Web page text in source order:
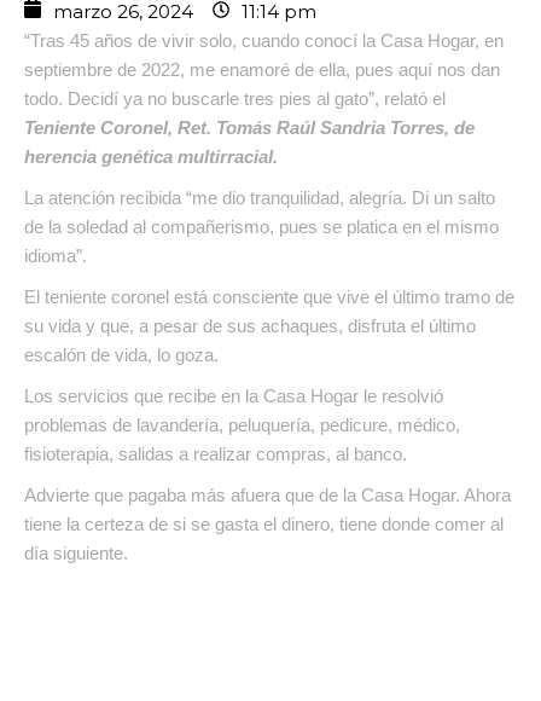
marzo 26, 2024 11:14 pm
“Tras 45 años de vivir solo, cuando conocí la Casa Hogar, en
septiembre de 2022, me enamoré de ella, pues aquí nos dan
todo. Decidí ya no buscarle tres pies al gato”, relató el
Teniente Coronel, Ret. Tomás Raúl Sandria Torres, de
herencia genética multirracial.
La atención recibida “me dio tranquilidad, alegría. Di un salto
de la soledad al compañerismo, pues se platica en el mismo
idioma”.
El teniente coronel está consciente que vive el último tramo de
su vida y que, a pesar de sus achaques, disfruta el último
escalón de vida, lo goza.
Los servicios que recibe en la Casa Hogar le resolvió
problemas de lavandería, peluquería, pedicure, médico,
fisioterapia, salidas a realizar compras, al banco.
Advierte que pagaba más afuera que de la Casa Hogar. Ahora
tiene la certeza de si se gasta el dinero, tiene donde comer al
día siguiente.